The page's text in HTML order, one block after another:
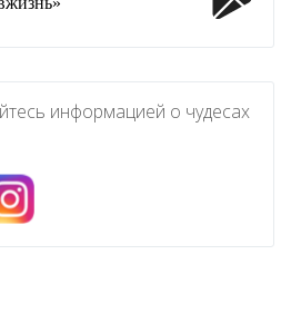
информацией о чудесах